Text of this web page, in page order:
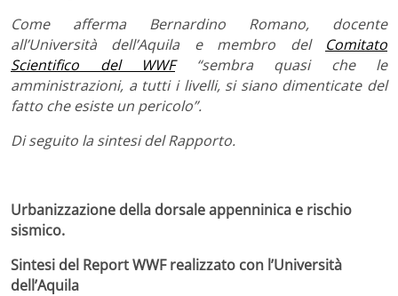
Come afferma Bernardino Romano, docente
all’Università dell’Aquila e membro del
Comitato
Scientifico del WWF“sembra quasi che le
amministrazioni, a tutti i livelli, si siano dimenticate del
fatto che esiste un pericolo”.
Di seguito la sintesi del Rapporto.
Urbanizzazione della dorsale appenninica e rischio
sismico.
Sintesi del Report WWF realizzato con l’Università
dell’Aquila